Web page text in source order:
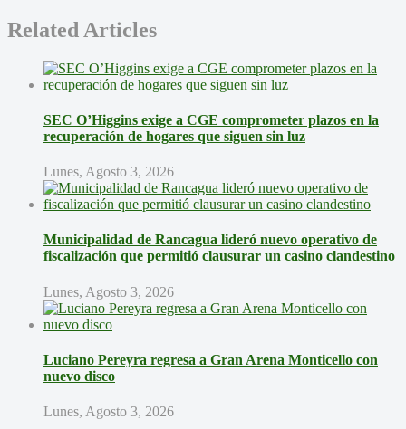
Related Articles
SEC O’Higgins exige a CGE comprometer plazos en la
recuperación de hogares que siguen sin luz
Lunes, Agosto 3, 2026
Municipalidad de Rancagua lideró nuevo operativo de
fiscalización que permitió clausurar un casino clandestino
Lunes, Agosto 3, 2026
Luciano Pereyra regresa a Gran Arena Monticello con
nuevo disco
Lunes, Agosto 3, 2026